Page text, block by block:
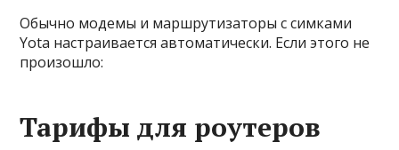
Обычно модемы и маршрутизаторы с симками
Yota настраивается автоматически. Если этого не
произошло:
Тарифы для роутеров